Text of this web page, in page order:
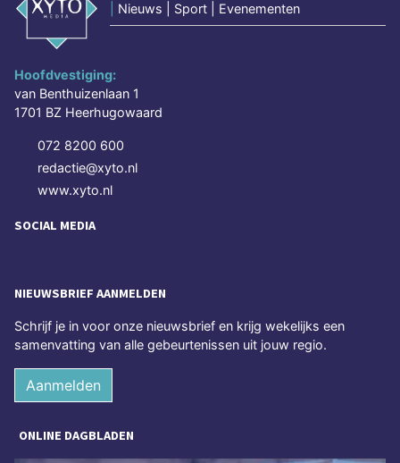
Nieuws | Sport | Evenementen
Hoofdvestiging:
van Benthuizenlaan 1
1701 BZ Heerhugowaard
072 8200 600
redactie@xyto.nl
www.xyto.nl
SOCIAL MEDIA
NIEUWSBRIEF AANMELDEN
Schrijf je in voor onze nieuwsbrief en krijg wekelijks een
samenvatting van alle gebeurtenissen uit jouw regio.
Aanmelden
ONLINE DAGBLADEN